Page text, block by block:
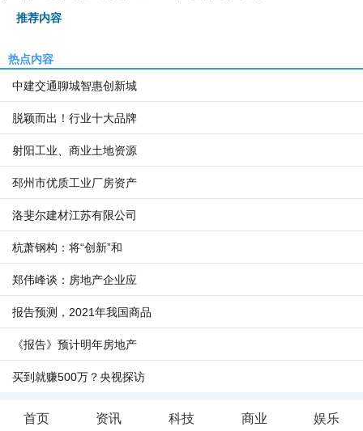
推荐内容
热点内容
中建交通聊城智惠创新城
脱颖而出！行业十大品牌
射阳工业、商业土地资源
邳州市优质工业厂房资产
洛斐尔建材江苏有限公司
杭萧钢构：将“创新”和
郑伟峰谈：房地产企业应
报告预测，2021年我国商品
《报告》预计明年房地产
买到就赚500万？央视探访
首页 资讯 科技 商业 娱乐